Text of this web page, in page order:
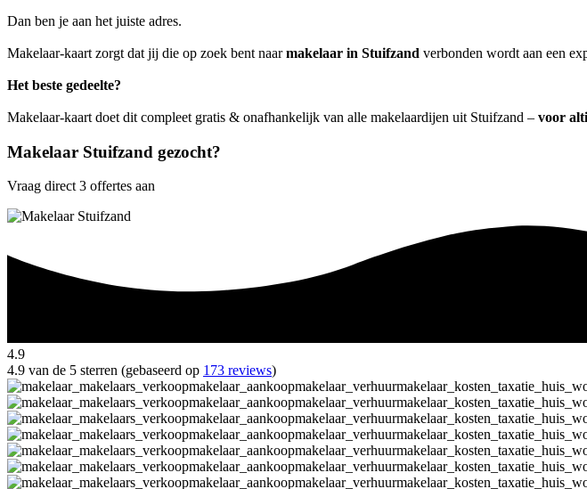
Dan ben je aan het juiste adres.
Makelaar-kaart zorgt dat jij die op zoek bent naarmakelaar in Stuifzand verbonden wordt aan een
Het beste gedeelte?
Makelaar-kaart doet dit compleet gratis & onafhankelijk van alle makelaardijen uit Stuifzand – voor
Makelaar Stuifzand gezocht?
Vraag direct 3 offertes aan
4.9
4.9 van de 5 sterren (gebaseerd op 173 reviews)